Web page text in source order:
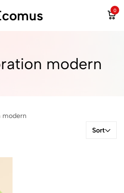
0
modern
modern
Sort